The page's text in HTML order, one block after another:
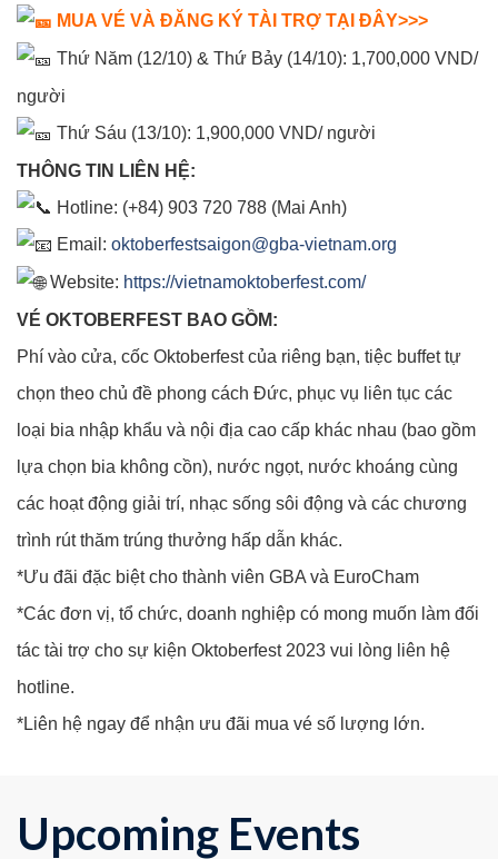
MUA VÉ VÀ ĐĂNG KÝ TÀI TRỢ TẠI ĐÂY>>>
Thứ Năm (12/10) & Thứ Bảy (14/10): 1,700,000 VND/
người
Thứ Sáu (13/10): 1,900,000 VND/ người
THÔNG TIN LIÊN HỆ:
Hotline: (+84) 903 720 788 (Mai Anh)
Email: oktoberfestsaigon@gba-vietnam.org
Website: https://vietnamoktoberfest.com/
VÉ OKTOBERFEST BAO GỒM:
Phí vào cửa, cốc Oktoberfest của riêng bạn, tiệc buffet tự
chọn theo chủ đề phong cách Đức, phục vụ liên tục các
loại bia nhập khẩu và nội địa cao cấp khác nhau (bao gồm
lựa chọn bia không cồn), nước ngọt, nước khoáng cùng
các hoạt động giải trí, nhạc sống sôi động và các chương
trình rút thăm trúng thưởng hấp dẫn khác.
*Ưu đãi đặc biệt cho thành viên GBA và EuroCham
*Các đơn vị, tổ chức, doanh nghiệp có mong muốn làm đối
tác tài trợ cho sự kiện Oktoberfest 2023 vui lòng liên hệ
hotline.
*Liên hệ ngay để nhận ưu đãi mua vé số lượng lớn.
Upcoming Events